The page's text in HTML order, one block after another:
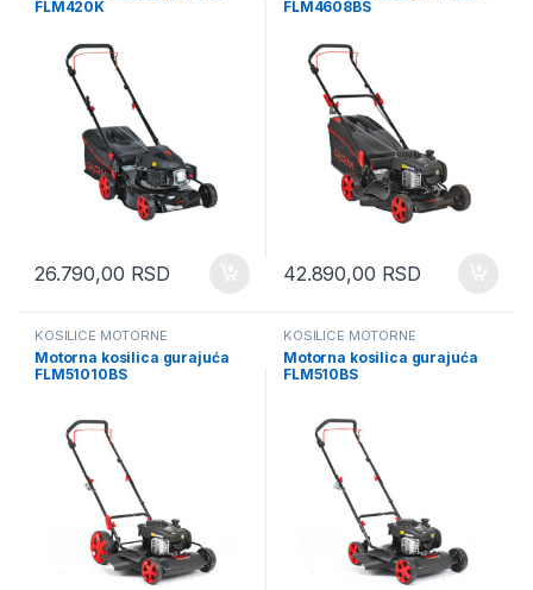
FLM420K
26.790,00 RSD
FLM4608BS
42.890,00 RSD
KOSILICE MOTORNE
Motorna kosilica gurajuća
FLM51010BS
KOSILICE MOTORNE
Motorna kosilica gurajuća
FLM510BS